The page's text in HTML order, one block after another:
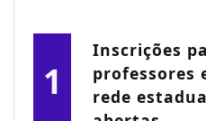
1
Inscrições
professores
rede